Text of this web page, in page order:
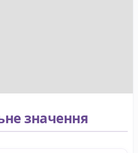
значення